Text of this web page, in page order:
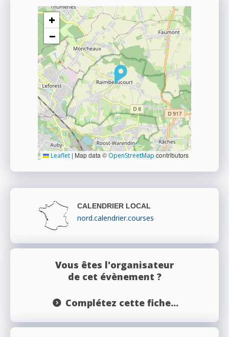
+
−
Leaflet | Map data ©OpenStreetMapcontributors
CALENDRIER LOCAL
nord.calendrier.courses
Vous êtes l'organisateur
de cet évènement ?
Complétez cette fiche...